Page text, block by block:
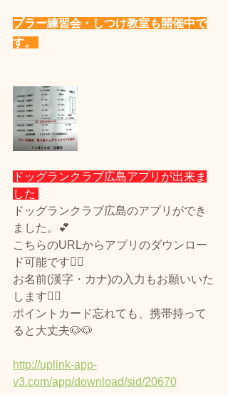
プラー練習会・しつけ教室も開催中で
す。
ドッグランクラブ広島アプリが出来ま
した
ドッグランクラブ広島のアプリができ
ました。💕
こちらのURLからアプリのダウンロー
ド可能です🙆‍♀️
お名前(漢字・カナ)の入力もお願いいた
します🙇‍♀️
ポイントカード忘れても、携帯持って
ると大丈夫🐶🐶
http://uplink-app-
v3.com/app/download/sid/20670